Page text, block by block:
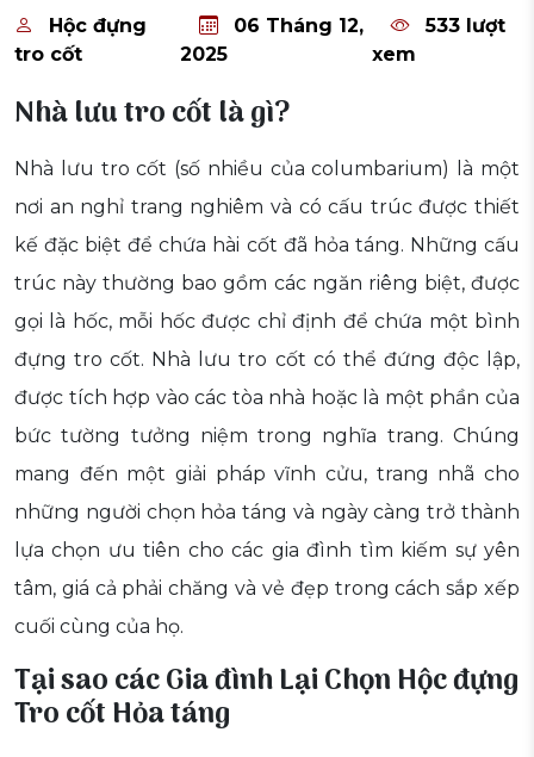
Hộc đựng
tro cốt
06 Tháng 12,
2025
533 lượt
xem
Nhà lưu tro cốt là gì?
Nhà lưu tro cốt (số nhiều của columbarium) là một
nơi an nghỉ trang nghiêm và có cấu trúc được thiết
kế đặc biệt để chứa hài cốt đã hỏa táng. Những cấu
trúc này thường bao gồm các ngăn riêng biệt, được
gọi là hốc, mỗi hốc được chỉ định để chứa một bình
đựng tro cốt. Nhà lưu tro cốt có thể đứng độc lập,
được tích hợp vào các tòa nhà hoặc là một phần của
bức tường tưởng niệm trong nghĩa trang. Chúng
mang đến một giải pháp vĩnh cửu, trang nhã cho
những người chọn hỏa táng và ngày càng trở thành
lựa chọn ưu tiên cho các gia đình tìm kiếm sự yên
tâm, giá cả phải chăng và vẻ đẹp trong cách sắp xếp
cuối cùng của họ.
Tại sao các Gia đình Lại Chọn Hộc đựng
Tro cốt Hỏa táng